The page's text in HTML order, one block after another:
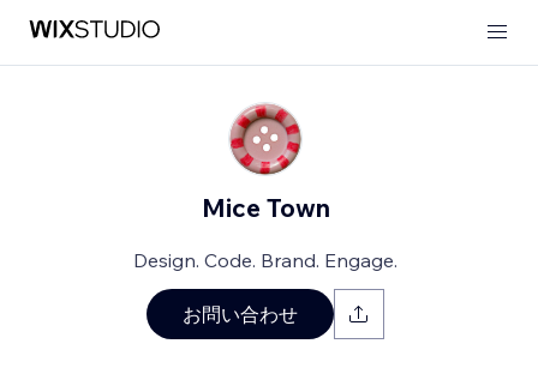
Mice Town
Design. Code. Brand. Engage.
お問い合わせ